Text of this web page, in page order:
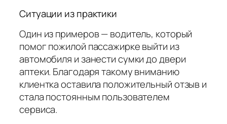
Ситуации из практики
Один из примеров — водитель, который
помог пожилой пассажирке выйти из
автомобиля и занести сумки до двери
аптеки. Благодаря такому вниманию
клиентка оставила положительный отзыв и
стала постоянным пользователем
сервиса.